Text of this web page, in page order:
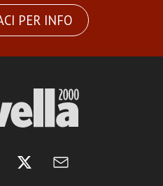
PER INFO